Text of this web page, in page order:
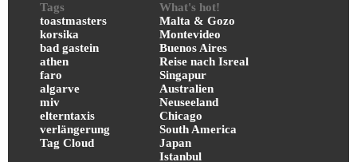
Tags
toastmasters
korsika
bad gastein
athen
faro
algarve
miv
elterntaxis
verlängerung
Tag Cloud
What's hot!
Malta & Gozo
Montevideo
Buenos Aires
Reise nach Isreal
Singapur
Australien
Neuseeland
Chicago
South America
Japan
Istanbul